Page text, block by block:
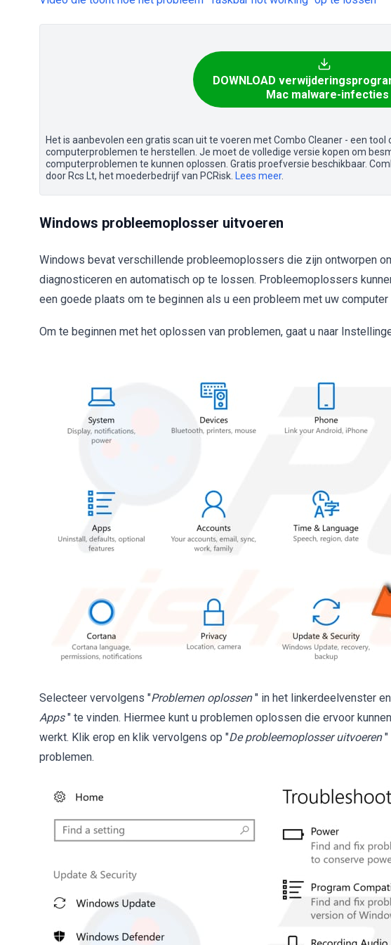
DOWNLOAD
Mac malware-infecties
Het is aanbevolen een gratis scan uit te voeren met Combo Cleaner - een
computerproblemen te herstellen. Je moet de volledige versie kopen om
computerproblemen te kunnen oplossen. Gratis proefversie beschikbaar.
door Rcs Lt, het moederbedrijf van PCRisk.
Lees meer.
Windows probleemoplosser uitvoeren
Windows bevat verschillende probleemoplossers die zijn ontworpen
diagnosticeren en automatisch op te lossen. Probleemoplossers
een goede plaats om te beginnen als u een probleem met uw
Om te beginnen met het oplossen van problemen, gaat u naar
Selecteer vervolgens "Problemen oplossen " in het linkerdeelvenster
Apps " te vinden. Hiermee kunt u problemen oplossen die ervoor
werkt. Klik erop en klik vervolgens op "De probleemoplosser uitvoeren "
problemen.